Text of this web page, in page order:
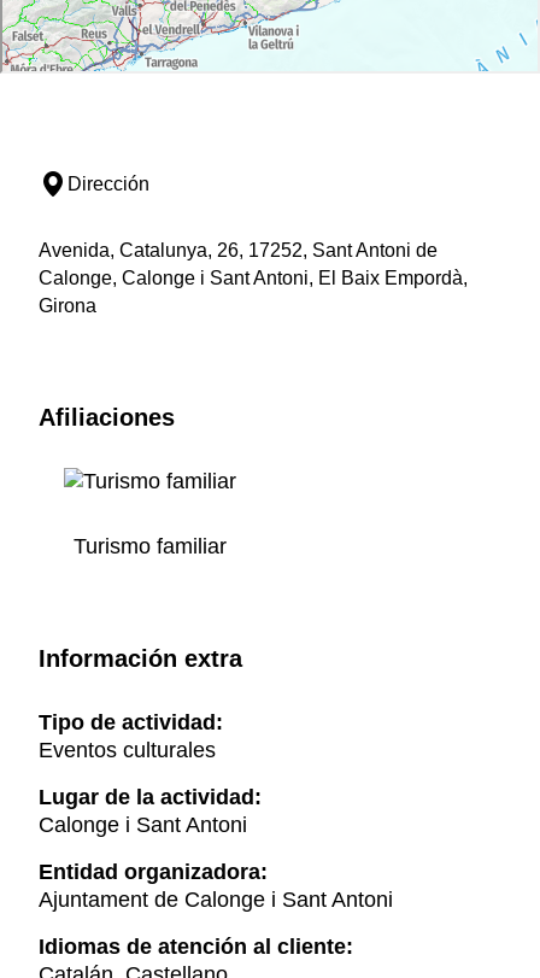
Dirección
Avenida, Catalunya, 26, 17252, Sant Antoni de
Calonge, Calonge i Sant Antoni, El Baix Empordà,
Girona
Afiliaciones
Turismo familiar
Información extra
Tipo de actividad:
Eventos culturales
Lugar de la actividad:
Calonge i Sant Antoni
Entidad organizadora:
Ajuntament de Calonge i Sant Antoni
Idiomas de atención al cliente: